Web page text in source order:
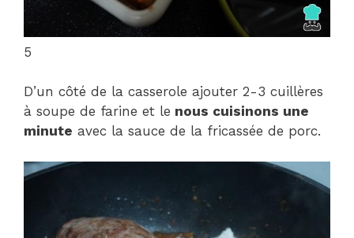
5
D’un côté de la casserole ajouter 2-3 cuillères
à soupe de farine et le nous cuisinons une
minute avec la sauce de la fricassée de porc.